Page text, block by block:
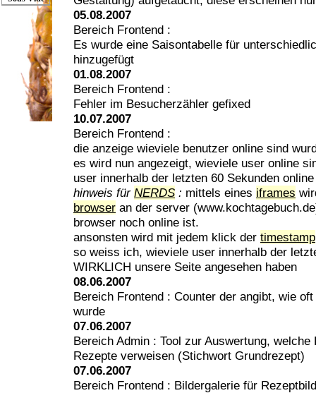
05.08.2007
Bereich Frontend :
Es wurde eine Saisontabelle für
hinzugefügt
01.08.2007
Bereich Frontend :
Fehler im Besucherzähler gefixed
10.07.2007
Bereich Frontend :
die anzeige wieviele benutzer online sind
es wird nun angezeigt, wieviele user online
user innerhalb der letzten 60 Sekunden
hinweis für NERDS : mittels eines iframes
browser an der server
browser noch online ist.
ansonsten wird mit jedem klick der timestamp
so weiss ich, wieviele user innerhalb der
WIRKLICH unsere Seite angesehen haben
08.06.2007
Bereich Frontend : Counter der angibt, wie
wurde
07.06.2007
Bereich Admin : Tool zur Auswertung, welche
Rezepte verweisen (Stichwort Grundrezept)
07.06.2007
Bereich Frontend : Bildergalerie für